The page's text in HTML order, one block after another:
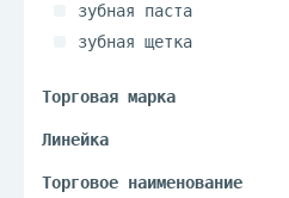
зубная паста
зубная щетка